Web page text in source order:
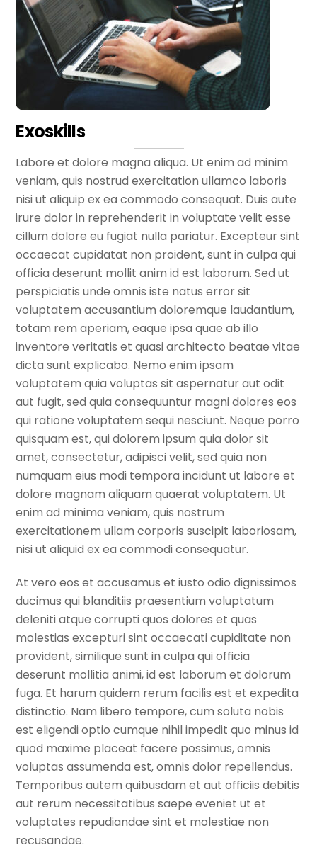
Exoskills
Labore et dolore magna aliqua. Ut enim ad minim
veniam, quis nostrud exercitation ullamco laboris
nisi ut aliquip ex ea commodo consequat. Duis aute
irure dolor in reprehenderit in voluptate velit esse
cillum dolore eu fugiat nulla pariatur. Excepteur sint
occaecat cupidatat non proident, sunt in culpa qui
officia deserunt mollit anim id est laborum. Sed ut
perspiciatis unde omnis iste natus error sit
voluptatem accusantium doloremque laudantium,
totam rem aperiam, eaque ipsa quae ab illo
inventore veritatis et quasi architecto beatae vitae
dicta sunt explicabo. Nemo enim ipsam
voluptatem quia voluptas sit aspernatur aut odit
aut fugit, sed quia consequuntur magni dolores eos
qui ratione voluptatem sequi nesciunt. Neque porro
quisquam est, qui dolorem ipsum quia dolor sit
amet, consectetur, adipisci velit, sed quia non
numquam eius modi tempora incidunt ut labore et
dolore magnam aliquam quaerat voluptatem. Ut
enim ad minima veniam, quis nostrum
exercitationem ullam corporis suscipit laboriosam,
nisi ut aliquid ex ea commodi consequatur.
At vero eos et accusamus et iusto odio dignissimos
ducimus qui blanditiis praesentium voluptatum
deleniti atque corrupti quos dolores et quas
molestias excepturi sint occaecati cupiditate non
provident, similique sunt in culpa qui officia
deserunt mollitia animi, id est laborum et dolorum
fuga. Et harum quidem rerum facilis est et expedita
distinctio. Nam libero tempore, cum soluta nobis
est eligendi optio cumque nihil impedit quo minus id
quod maxime placeat facere possimus, omnis
voluptas assumenda est, omnis dolor repellendus.
Temporibus autem quibusdam et aut officiis debitis
aut rerum necessitatibus saepe eveniet ut et
voluptates repudiandae sint et molestiae non
recusandae.